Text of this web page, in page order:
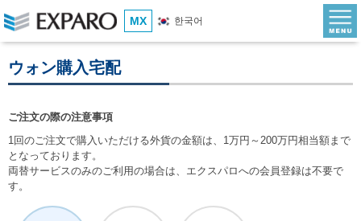
MX 한국어
ウォン購入宅配
ご注文の際の注意事項
1回のご注文で購入いただける外貨の金額は、1万円～200万円相当額まで
となっております。
両替サービスのみのご利用の場合は、エクスパロへの会員登録は不要で
す。